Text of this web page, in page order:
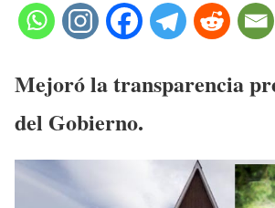
Mejoró la transparencia
del Gobierno.